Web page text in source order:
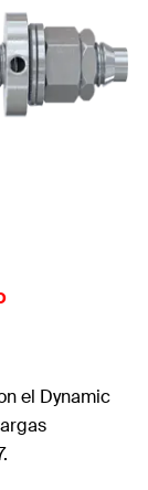
el Dynamic